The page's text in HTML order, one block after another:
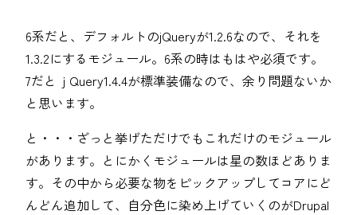
6系だと、デフォルトのjQueryが1.2.6なので、それを
1.3.2にするモジュール。6系の時はもはや必須です。
7だとｊQuery1.4.4が標準装備なので、余り問題ないか
と思います。
と・・・ざっと挙げただけでもこれだけのモジュール
があります。とにかくモジュールは星の数ほどありま
す。その中から必要な物をピックアップしてコアにど
んどん追加して、自分色に染め上げていくのがDrupal